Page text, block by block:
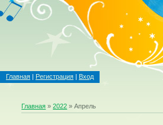
Главная | Регистрация | Вход
Главная »2022 » Апрель